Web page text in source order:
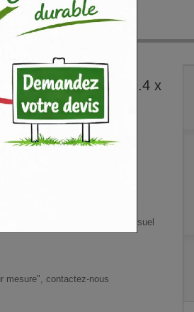
gr A1 imprimée (59.4 x
2 ou par lot de 3 exemplaires (visuel
mesure", contactez-nous